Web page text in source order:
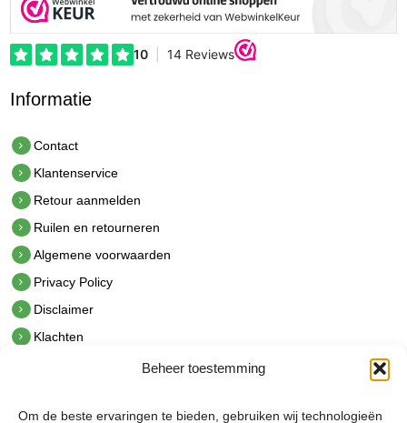
Beheer toestemming
Om de beste ervaringen te bieden, gebruiken wij technologieën
Informatie
Contact
Klantenservice
Retour aanmelden
Ruilen en retourneren
Algemene voorwaarden
Privacy Policy
Disclaimer
Klachten
hetindustriehuis B.V.